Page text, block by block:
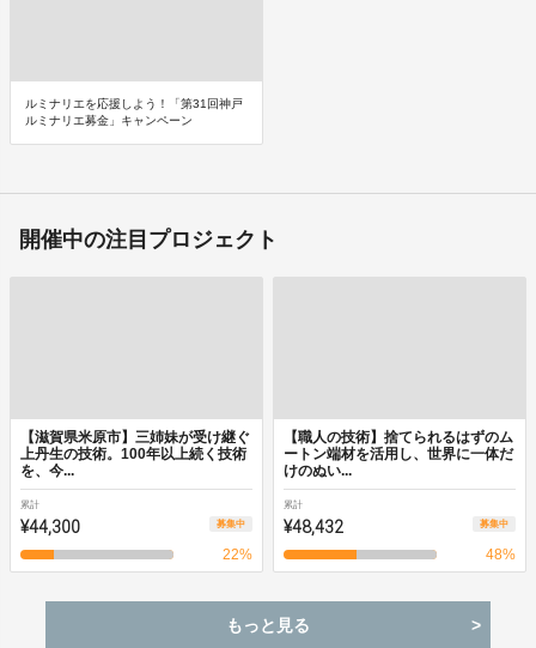
ルミナリエを応援しよう！「第31回神戸
ルミナリエ募金」キャンペーン
開催中の注目プロジェクト
【滋賀県米原市】三姉妹が受け継ぐ
上丹生の技術。100年以上続く技術
を、今...
累計
¥44,300 募集中
22%
【職人の技術】捨てられるはずのム
ートン端材を活用し、世界に一体だ
けのぬい...
累計
¥48,432 募集中
48%
もっと見る